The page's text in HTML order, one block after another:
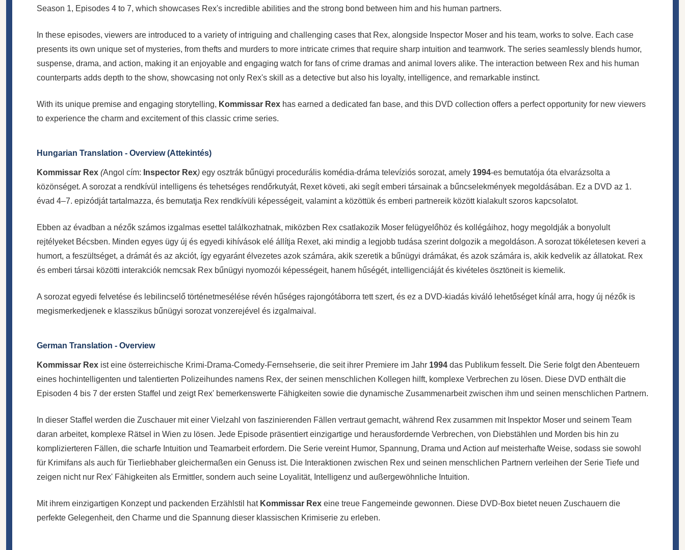
Season 1, Episodes 4 to 7, which showcases Rex's incredible abilities and the strong bond between him and his human partners.
In these episodes, viewers are introduced to a variety of intriguing and challenging cases that Rex, alongside Inspector Moser and his team, works to solve. Each case
presents its own unique set of mysteries, from thefts and murders to more intricate crimes that require sharp intuition and teamwork. The series seamlessly blends humor,
suspense, drama, and action, making it an enjoyable and engaging watch for fans of crime dramas and animal lovers alike. The interaction between Rex and his human
counterparts adds depth to the show, showcasing not only Rex's skill as a detective but also his loyalty, intelligence, and remarkable instinct.
With its unique premise and engaging storytelling, Kommissar Rex has earned a dedicated fan base, and this DVD collection offers a perfect opportunity for new viewers
to experience the charm and excitement of this classic crime series.
Hungarian Translation - Overview (Attekintés)
Kommissar Rex (Angol cím: Inspector Rex) egy osztrák bűnügyi procedurális komédia-dráma televíziós sorozat, amely 1994-es bemutatója óta elvarázsolta a
közönséget. A sorozat a rendkívül intelligens és tehetséges rendőrkutyát, Rexet követi, aki segít emberi társainak a bűncselekmények megoldásában. Ez a DVD az 1.
évad 4–7. epizódját tartalmazza, és bemutatja Rex rendkívüli képességeit, valamint a közöttük és emberi partnereik között kialakult szoros kapcsolatot.
Ebben az évadban a nézők számos izgalmas esettel találkozhatnak, miközben Rex csatlakozik Moser felügyelőhöz és kollégáihoz, hogy megoldják a bonyolult
rejtélyeket Bécsben. Minden egyes ügy új és egyedi kihívások elé állítja Rexet, aki mindig a legjobb tudása szerint dolgozik a megoldáson. A sorozat tökéletesen keveri a
humort, a feszültséget, a drámát és az akciót, így egyaránt élvezetes azok számára, akik szeretik a bűnügyi drámákat, és azok számára is, akik kedvelik az állatokat. Rex
és emberi társai közötti interakciók nemcsak Rex bűnügyi nyomozói képességeit, hanem hűségét, intelligenciáját és kivételes ösztöneit is kiemelik.
A sorozat egyedi felvetése és lebilincselő történetmesélése révén hűséges rajongótáborra tett szert, és ez a DVD-kiadás kiváló lehetőséget kínál arra, hogy új nézők is
megismerkedjenek e klasszikus bűnügyi sorozat vonzerejével és izgalmaival.
German Translation - Overview
Kommissar Rex ist eine österreichische Krimi-Drama-Comedy-Fernsehserie, die seit ihrer Premiere im Jahr 1994 das Publikum fesselt. Die Serie folgt den Abenteuern
eines hochintelligenten und talentierten Polizeihundes namens Rex, der seinen menschlichen Kollegen hilft, komplexe Verbrechen zu lösen. Diese DVD enthält die
Episoden 4 bis 7 der ersten Staffel und zeigt Rex' bemerkenswerte Fähigkeiten sowie die dynamische Zusammenarbeit zwischen ihm und seinen menschlichen Partnern.
In dieser Staffel werden die Zuschauer mit einer Vielzahl von faszinierenden Fällen vertraut gemacht, während Rex zusammen mit Inspektor Moser und seinem Team
daran arbeitet, komplexe Rätsel in Wien zu lösen. Jede Episode präsentiert einzigartige und herausfordernde Verbrechen, von Diebstählen und Morden bis hin zu
komplizierteren Fällen, die scharfe Intuition und Teamarbeit erfordern. Die Serie vereint Humor, Spannung, Drama und Action auf meisterhafte Weise, sodass sie sowohl
für Krimifans als auch für Tierliebhaber gleichermaßen ein Genuss ist. Die Interaktionen zwischen Rex und seinen menschlichen Partnern verleihen der Serie Tiefe und
zeigen nicht nur Rex' Fähigkeiten als Ermittler, sondern auch seine Loyalität, Intelligenz und außergewöhnliche Intuition.
Mit ihrem einzigartigen Konzept und packenden Erzählstil hat Kommissar Rex eine treue Fangemeinde gewonnen. Diese DVD-Box bietet neuen Zuschauern die
perfekte Gelegenheit, den Charme und die Spannung dieser klassischen Krimiserie zu erleben.